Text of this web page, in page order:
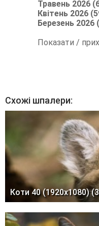
Травень 2026
Квітень 2026
Березень 2026
Показати /
Схожі шпалери:
Коти 40 (1920x1080)